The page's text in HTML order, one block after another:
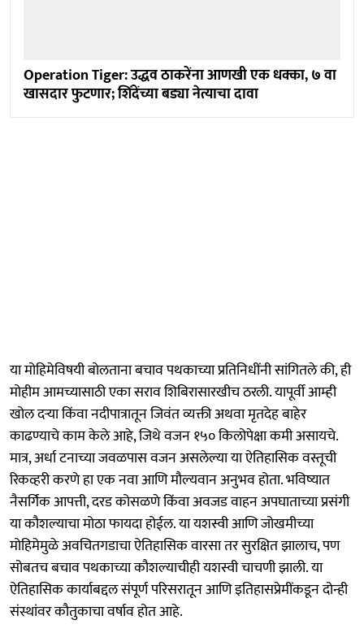
Operation Tiger: उद्धव ठाकरेंना आणखी एक धक्का, ७ वा
खासदार फुटणार; शिंदेंच्या बड्या नेत्याचा दावा
या मोहिमेविषयी बोलताना बचाव पथकाच्या प्रतिनिधींनी सांगितले की, ही
मोहीम आमच्यासाठी एका सराव शिबिरासारखीच ठरली. यापूर्वी आम्ही
खोल दऱ्या किंवा नदीपात्रातून जिवंत व्यक्ती अथवा मृतदेह बाहेर
काढण्याचे काम केले आहे, जिथे वजन १५० किलोपेक्षा कमी असायचे.
मात्र, अर्धा टनाच्या जवळपास वजन असलेल्या या ऐतिहासिक वस्तूची
रिकव्हरी करणे हा एक नवा आणि मौल्यवान अनुभव होता. भविष्यात
नैसर्गिक आपत्ती, दरड कोसळणे किंवा अवजड वाहन अपघाताच्या प्रसंगी
या कौशल्याचा मोठा फायदा होईल. या यशस्वी आणि जोखमीच्या
मोहिमेमुळे अवचितगडाचा ऐतिहासिक वारसा तर सुरक्षित झालाच, पण
सोबतच बचाव पथकाच्या कौशल्याचीही यशस्वी चाचणी झाली. या
ऐतिहासिक कार्याबद्दल संपूर्ण परिसरातून आणि इतिहासप्रेमींकडून दोन्ही
संस्थांवर कौतुकाचा वर्षाव होत आहे.